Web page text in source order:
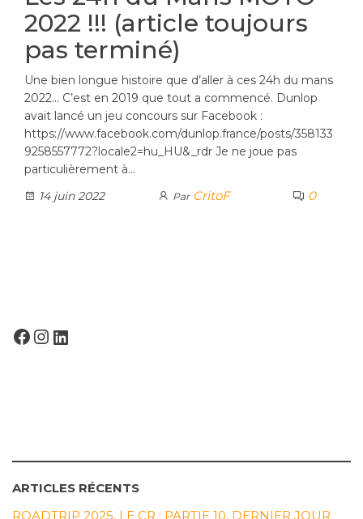
2022 !!! (article toujours
pas terminé)
Une bien longue histoire que d’aller à ces 24h du mans
2022… C’est en 2019 que tout a commencé. Dunlop
avait lancé un jeu concours sur Facebook :
https://www.facebook.com/dunlop.france/posts/358133
9258557772?locale2=hu_HU&_rdr Je ne joue pas
particulièrement à…
14 juin 2022
Par CritoF 0
FACEBOOK
INSTAGRAM
LINKEDIN
ARTICLES RÉCENTS
ROADTRIP 2025, LE CR : PARTIE 10, DERNIER JOUR